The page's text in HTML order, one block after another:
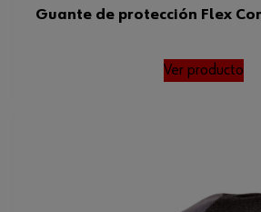
Guante de protección Flex
Ver producto